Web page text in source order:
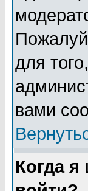
для
вами
Когда